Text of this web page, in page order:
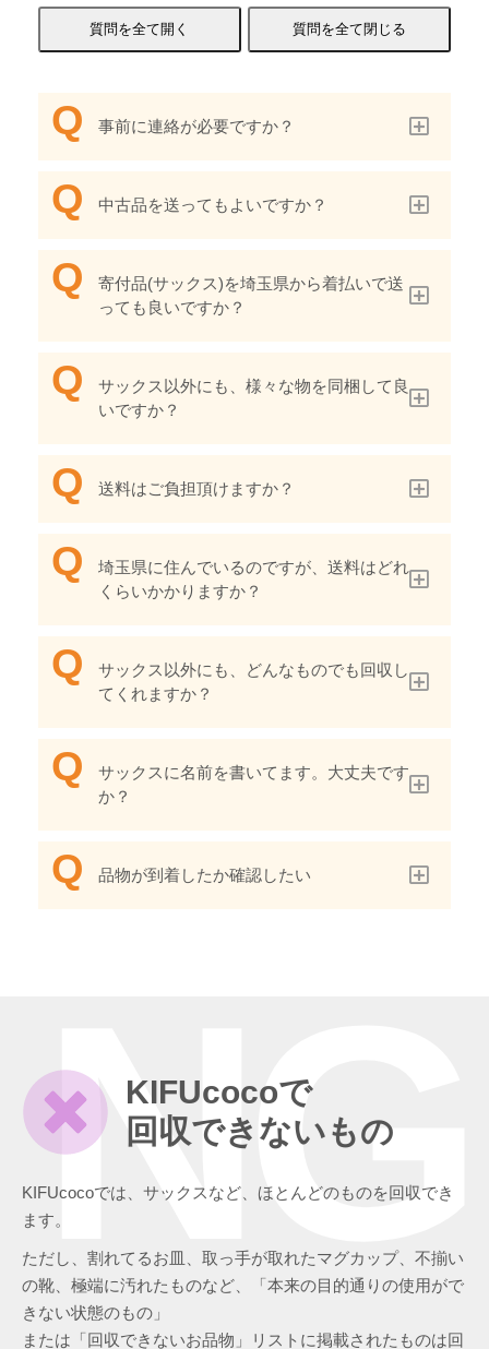
事前に連絡が必要ですか？
中古品を送ってもよいですか？
寄付品(サックス)を埼玉県から着払いで送
っても良いですか？
サックス以外にも、様々な物を同梱して良
いですか？
送料はご負担頂けますか？
埼玉県に住んでいるのですが、送料はどれ
くらいかかりますか？
サックス以外にも、どんなものでも回収し
てくれますか？
サックスに名前を書いてます。大丈夫です
か？
品物が到着したか確認したい
KIFUcocoで
回収できないもの
KIFUcocoでは、サックスなど、ほとんどのものを回収でき
ます。
ただし、割れてるお皿、取っ手が取れたマグカップ、不揃い
の靴、極端に汚れたものなど、「本来の目的通りの使用がで
きない状態のもの」
または「回収できないお品物」リストに掲載されたものは回
NG